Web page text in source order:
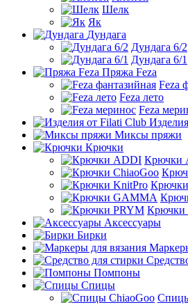
Шелк
Як
Дундага
Дундага 6/2
Дундага 6/1
Пряжа Feza
Feza
Feza лето
Feza
Миксы пряжи
Крючки
Крючки
Крючки
Аксессуары
Бирки
Помпоны
Спицы